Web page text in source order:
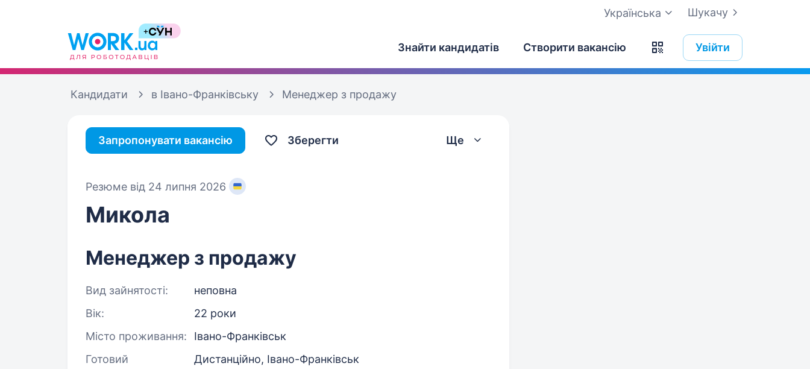
Шукачу
Українська
Знайти кандидатів Створити вакансію Увійти
Кандидати в Івано-Франківську Менеджер з продажу
Запропонувати вакансію Зберегти Ще
Резюме від 24 липня 2026
Микола
Менеджер з продажу
Вид зайнятості:
неповна
Вік:
22 роки
Місто проживання:
Івано-Франківськ
Готовий
Дистанційно, Івано-Франківськ